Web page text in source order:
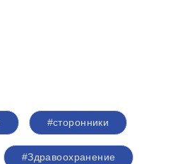
#сторонники
#Здравоохранение